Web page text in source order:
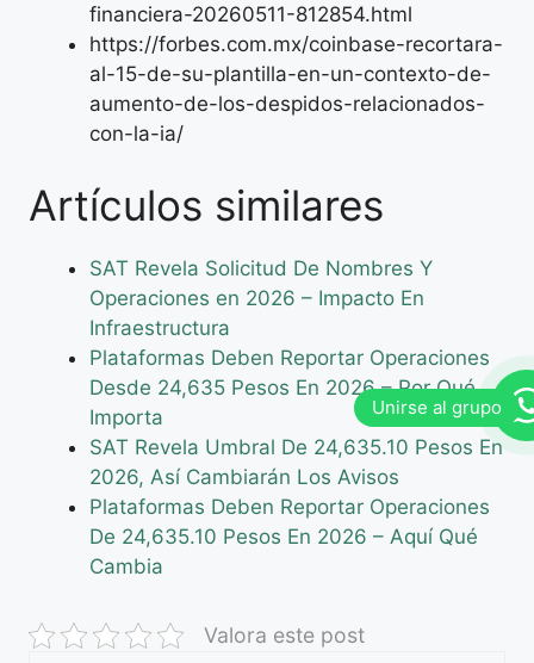
financiera-20260511-812854.html
https://forbes.com.mx/coinbase-recortara-
al-15-de-su-plantilla-en-un-contexto-de-
aumento-de-los-despidos-relacionados-
con-la-ia/
Artículos similares
SAT Revela Solicitud De Nombres Y
Operaciones en 2026 – Impacto En
Infraestructura
Plataformas Deben Reportar Operaciones
Desde 24,635 Pesos En 2026 – Por Qué
Importa
SAT Revela Umbral De 24,635.10 Pesos En
2026, Así Cambiarán Los Avisos
Plataformas Deben Reportar Operaciones
De 24,635.10 Pesos En 2026 – Aquí Qué
Cambia
Valora este post